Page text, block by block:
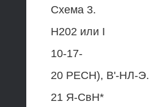
Схема 3.
Н202 или I
10-17-
20 РЕСН), В'-НЛ-Э.
21 Я-СвН*